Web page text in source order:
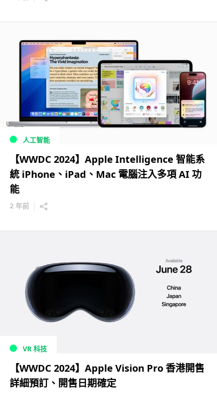
人工智能
【WWDC 2024】Apple Intelligence 智能系
統 iPhone、iPad、Mac 電腦注入多項 AI 功
能
2 年前
VR 科技
【WWDC 2024】Apple Vision Pro 香港開售
詳細預訂、開售日期確定